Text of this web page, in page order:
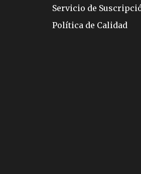
Servicio de
Política de Calidad